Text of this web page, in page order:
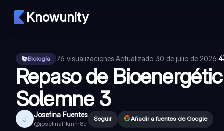
Knowunity
Biología 76 visualizaciones·Actualizado 30 de julio de 2026·
Repaso de
Solemne 3
J Josefina Fuentes
@josefinaf_kmm8c
Seguir Añadir a fuentes de Google